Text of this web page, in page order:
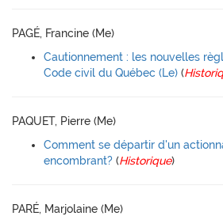
PAGÉ, Francine (Me)
Cautionnement : les nouvelles
Code civil du Québec (Le) (
PAQUET, Pierre (Me)
Comment se départir d'un
encombrant? (Historique)
PARÉ, Marjolaine (Me)